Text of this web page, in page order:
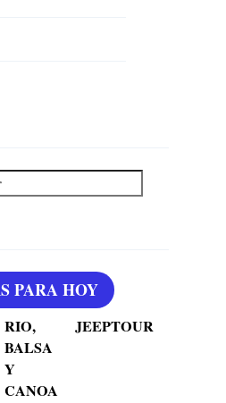
PARA HOY
RIO,
BALSA
Y
CANOA
JEEPTOUR